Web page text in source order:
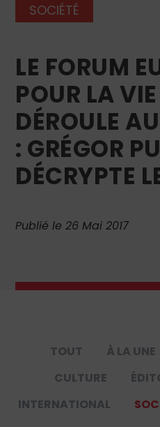
SOCIÉTÉ
LE FORUM
POUR LA VIE
DÉROULE
: GRÉGOR
DÉCRYPTE
Publié le 26 Mai 2017
TOUT À LA UNE
CULTURE
INTERNATIONAL